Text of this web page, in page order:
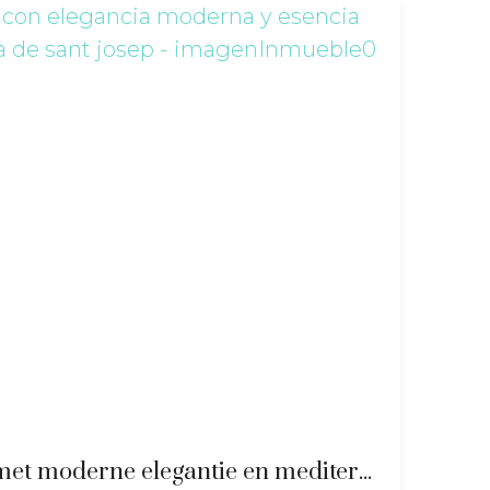
Gerenoveerd huis met moderne elegantie en mediterrane sfeer nabij Sant Josep – ma-2511